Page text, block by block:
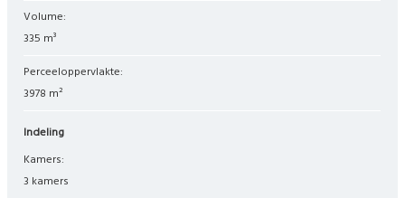
Volume:
335 m³
Perceeloppervlakte:
3978 m²
Indeling
Kamers:
3 kamers